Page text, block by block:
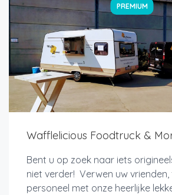
PREMIUM
Wafflelicious Foodtruck &
Bent u op zoek naar iets
niet verder! Verwen uw
personeel met onze heerlijke